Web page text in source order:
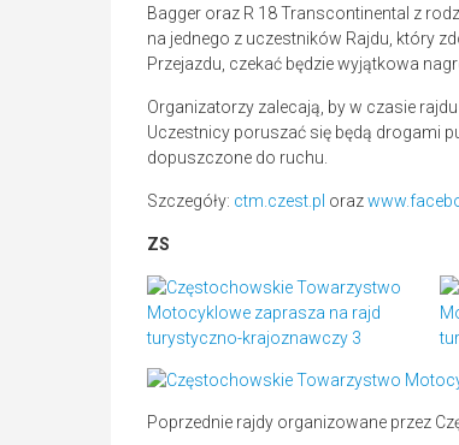
Bagger oraz R 18 Transcontinental z
na jednego z uczestników Rajdu, który
Przejazdu, czekać będzie wyjątkowa
Organizatorzy zalecają, by w czasie
Uczestnicy poruszać się będą drogami
dopuszczone do ruchu.
Szczegóły: ctm.czest.pl oraz
ZS
Poprzednie rajdy organizowane przez